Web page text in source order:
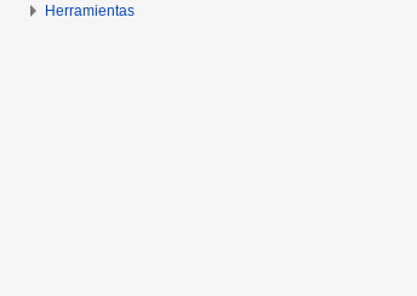
Herramientas